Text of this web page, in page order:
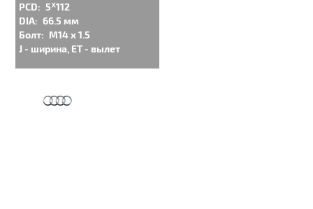
PCD: 5ᕁ112
DIA: 66.5 мм
Болт: M14 x 1.5
J - ширина, ET - вылет